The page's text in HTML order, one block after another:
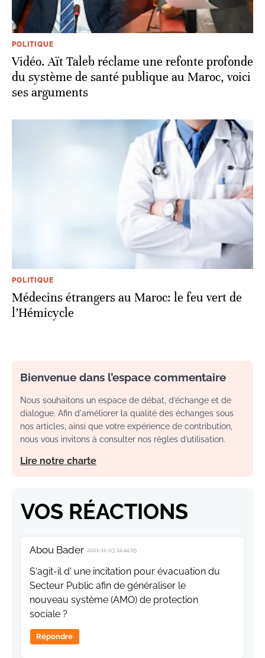
POLITIQUE
Vidéo. Aït Taleb réclame une refonte profonde
du système de santé publique au Maroc, voici
ses arguments
POLITIQUE
Médecins étrangers au Maroc: le feu vert de
l’Hémicycle
Bienvenue dans l’espace commentaire
Nous souhaitons un espace de débat, d’échange et de
dialogue. Afin d'améliorer la qualité des échanges sous
nos articles, ainsi que votre expérience de contribution,
nous vous invitons à consulter nos règles d’utilisation.
Lire notre charte
VOS RÉACTIONS
Abou Bader 2021-11-03 14:44:05
S'agit-il d' une incitation pour évacuation du
Secteur Public afin de généraliser le
nouveau système (AMO) de protection
sociale ?
Répondre